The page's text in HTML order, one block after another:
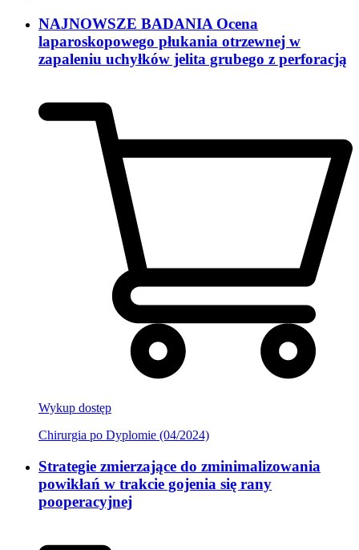
NAJNOWSZE BADANIA Ocena
laparoskopowego płukania otrzewnej w
zapaleniu uchyłków jelita grubego z perforacją
Wykup dostęp
Chirurgia po Dyplomie (04/2024)
Strategie zmierzające do zminimalizowania
powikłań w trakcie gojenia się rany
pooperacyjnej